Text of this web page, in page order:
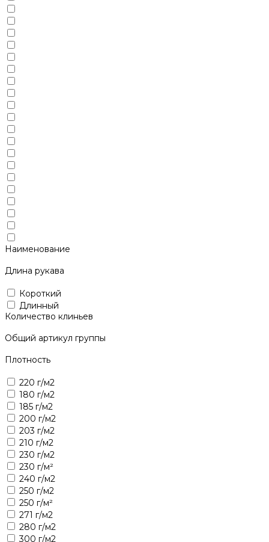
Наименование
Длина рукава
Короткий
Длинный
Количество клиньев
Общий артикул группы
Плотность
220 г/м2
180 г/м2
185 г/м2
200 г/м2
203 г/м2
210 г/м2
230 г/м2
230 г/м²
240 г/м2
250 г/м2
250 г/м²
271 г/м2
280 г/м2
300 г/м2